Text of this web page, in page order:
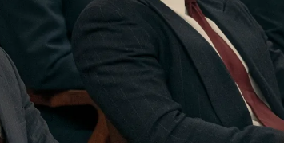
Simulasi Ojek Online yang Viral
1 Tahun Ago